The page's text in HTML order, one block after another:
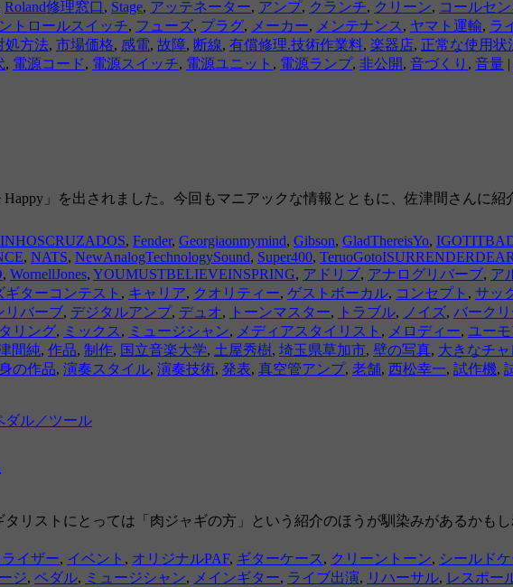
Roland修理窓口, Stage, アッテネーター, アンプ, クランチ, クリーン, コールセ
トロールスイッチ, フューズ, プラグ, メーカー, メンテナンス , ヤマト運輸, ラ
処方法, 市場価格, 感電, 故障, 断線, 有償修理.技術作業料, 楽器店, 正常な使用状
, 電源コード, 電源スイッチ, 電源ユニット , 電源ランプ, 非公開, 音づくり , 音量 |
」を出されました。今回もマニアックな情報とともに、佐津間さんに
, Fender, Georgiaonmymind, Gibson, GladThereisYo,
, NATS, NewAnalogTechnologySound, Super400, TeruoGotoISURRENDERDEAR
, WornellJones, YOUMUSTBELIEVEINSPRING, アドリブ, アナログリバーブ, ア
ターコンテスト , キャリア, クオリティー, ゲストボーカル, コンセプト , サッ
リバーブ, デジタルアンプ, デュオ, トーンマスター, トラブル, ノイズ, バーク
リング, ミックス , ミュージシャン, メディアスタイリスト , メロディー, ユー
間純, 作品, 制作, 国立音楽大学, 土屋秀樹, 埼玉県草加市, 壁の写真, 大きなチ
の作品, 演奏スタイル, 演奏技術, 発表, 真空管アンプ, 老舗, 西松幸一, 試作機,
ダル／ツール
リストにとっては「肉ジャギの方」という紹介のほうが馴染みがあるかも
イザー, イベント , オリジナルPAF, ギターケース , クリーントーン, シールド
ジ, ペダル, ミュージシャン, メインギター, ライブ出演, リハーサル, レスポー